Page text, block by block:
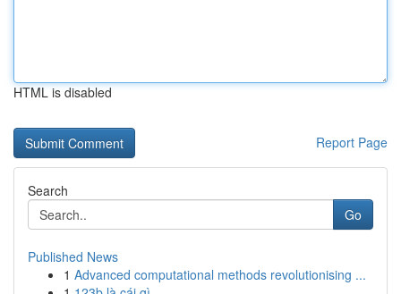
HTML is disabled
Report Page
Search
Go
Published News
1 Advanced computational methods revolutionising ...